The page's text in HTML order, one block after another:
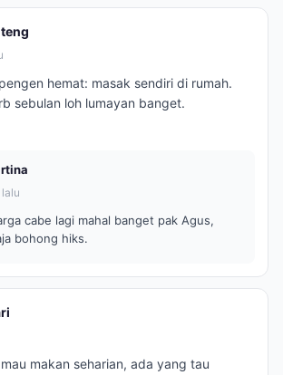
hemat: masak sendiri di rumah.
sebulan loh lumayan banget.
cabe lagi mahal banget pak Agus,
bohong hiks.
makan seharian, ada yang tau